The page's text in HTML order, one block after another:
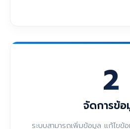
2
จัดการข้อ
ระบบสามารถเพิ่มข้อมูล แก้ไขข้